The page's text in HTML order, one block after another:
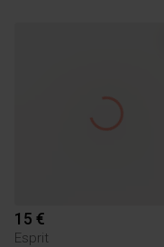
15 €
Esprit